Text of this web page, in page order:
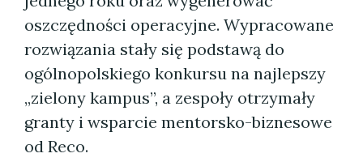
oszczędności operacyjne. Wypracowane
rozwiązania stały się podstawą do
ogólnopolskiego konkursu na najlepszy
„zielony kampus”, a zespoły otrzymały
granty i wsparcie mentorsko-biznesowe
od Reco.